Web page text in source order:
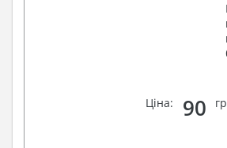
Ціна: 90